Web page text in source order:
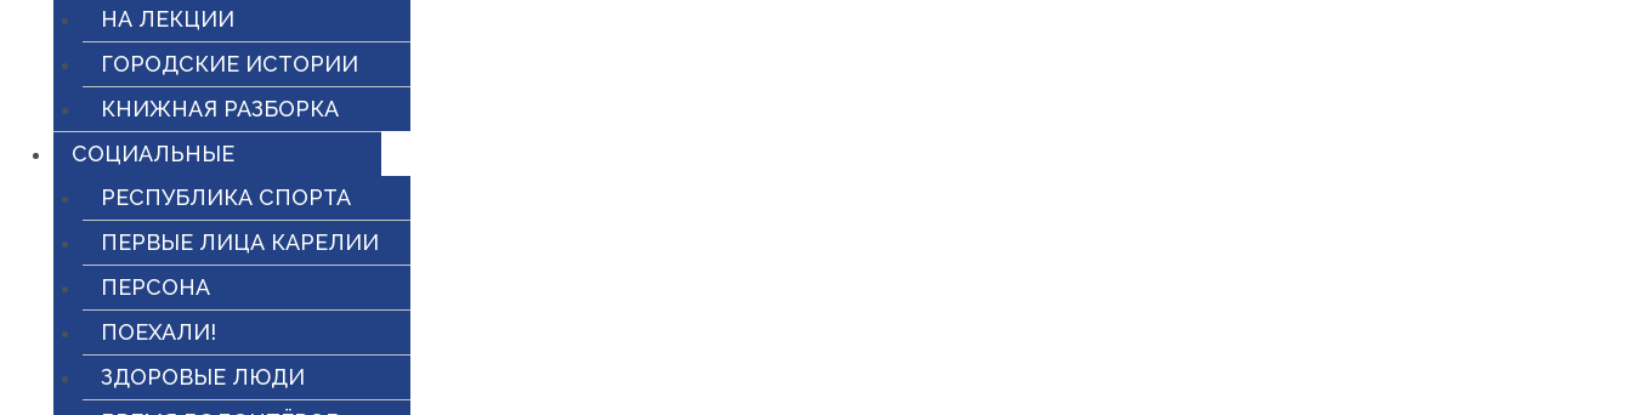
НА ЛЕКЦИИ
ГОРОДСКИЕ ИСТОРИИ
КНИЖНАЯ РАЗБОРКА
СОЦИАЛЬНЫЕ
РЕСПУБЛИКА СПОРТА
ПЕРВЫЕ ЛИЦА КАРЕЛИИ
ПЕРСОНА
ПОЕХАЛИ!
ЗДОРОВЫЕ ЛЮДИ